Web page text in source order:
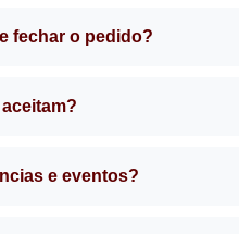
fechar o pedido?
e eventos?